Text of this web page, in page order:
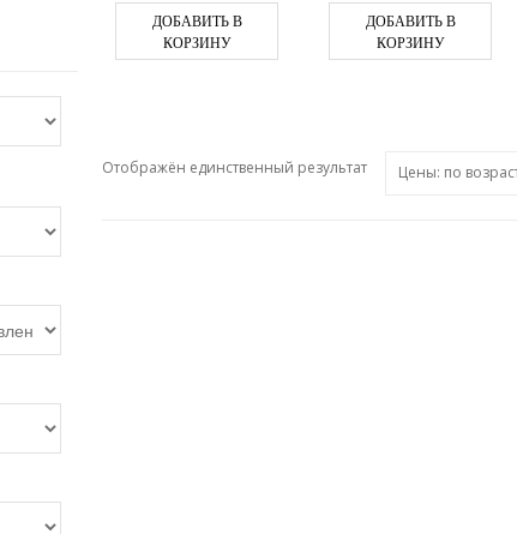
ДОБАВИТЬ В
КОРЗИНУ
ДОБАВИТЬ В
КОРЗИНУ
Отображён единственный результат